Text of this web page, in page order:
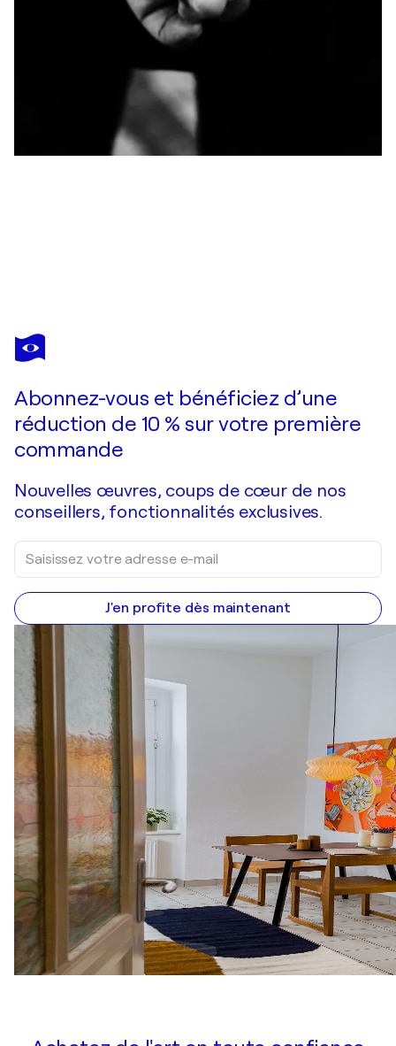
GERARD DI LUCCIO
Oh, it's cryin' time again 2
Abonnez-vous et bénéficiez d’une
réduction de 10 % sur votre première
commande
Nouvelles œuvres, coups de cœur de nos
conseillers, fonctionnalités exclusives.
J'en profite dès maintenant